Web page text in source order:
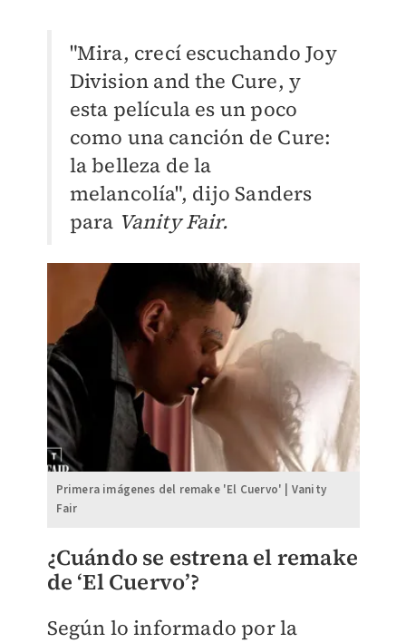
"Mira, crecí escuchando Joy
Division and the Cure, y
esta película es un poco
como una canción de Cure:
la belleza de la
melancolía", dijo Sanders
para Vanity Fair.
Primera imágenes del remake 'El Cuervo' | Vanity
Fair
¿Cuándo se estrena el remake
de ‘El Cuervo’?
Según lo informado por la